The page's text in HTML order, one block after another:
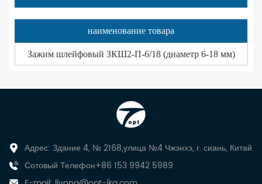
наименование товара
Зажим шлейфовый ЗКШ2-П-6/18 (диаметр 6-18 мм)
Адрес: Здание 4, № 2168,улица №4 Чжэнхэ, г. сиань, Китай
Сотовый Телефон+86 153 9942 5989